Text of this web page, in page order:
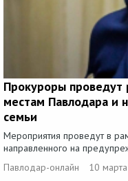
Прокуроры
местам Павлодара и
семьи
Мероприятия проведут в
направленного на
Павлодар-онлайн
10